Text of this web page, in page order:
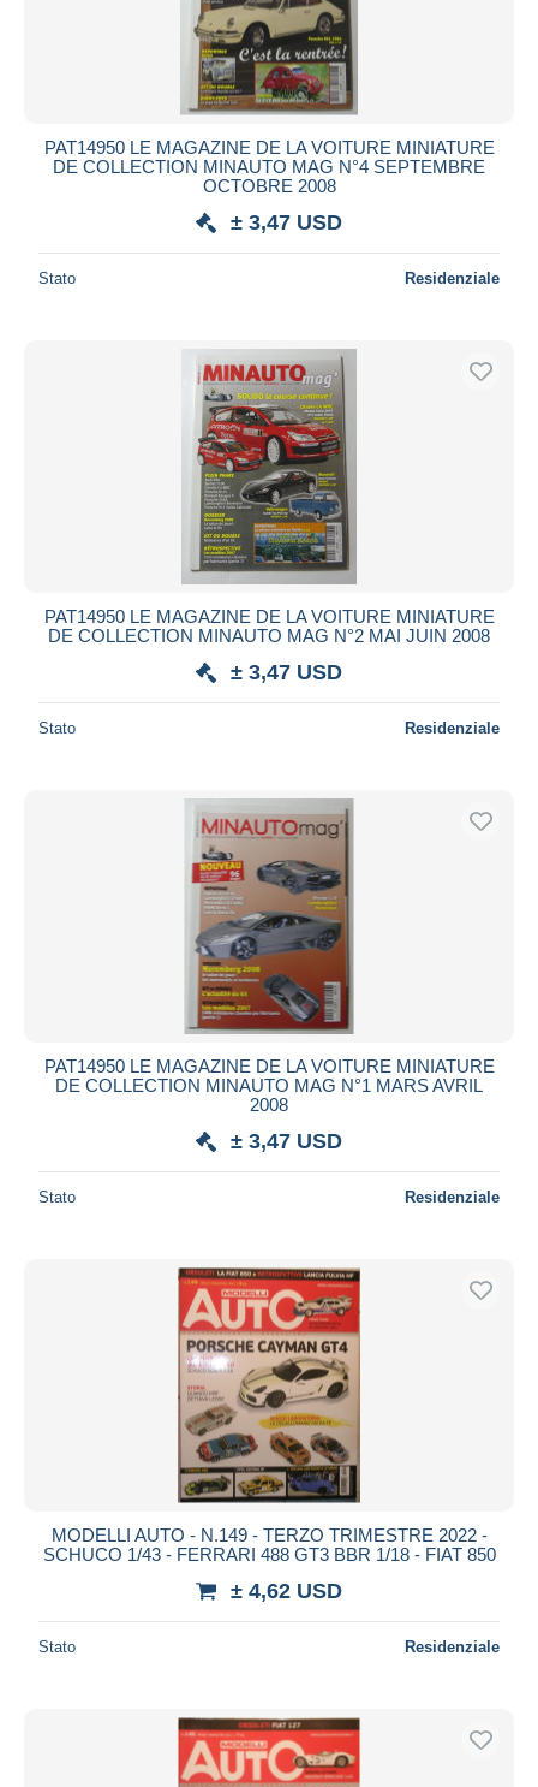
Mastercard
Bancontact
Maestro
Residenza del venditore
Aggiorna
PAT14950 LE MAGAZINE DE LA VOITURE MINIATURE
DE COLLECTION MINAUTO MAG N°4 SEPTEMBRE
OCTOBRE 2008
± 3,47 USD
Stato Residenziale
PAT14950 LE MAGAZINE DE LA VOITURE MINIATURE
DE COLLECTION MINAUTO MAG N°2 MAI JUIN 2008
± 3,47 USD
Stato Residenziale
PAT14950 LE MAGAZINE DE LA VOITURE MINIATURE
DE COLLECTION MINAUTO MAG N°1 MARS AVRIL
2008
± 3,47 USD
Stato Residenziale
MODELLI AUTO - N.149 - TERZO TRIMESTRE 2022 -
SCHUCO 1/43 - FERRARI 488 GT3 BBR 1/18 - FIAT 850
± 4,62 USD
Stato Residenziale